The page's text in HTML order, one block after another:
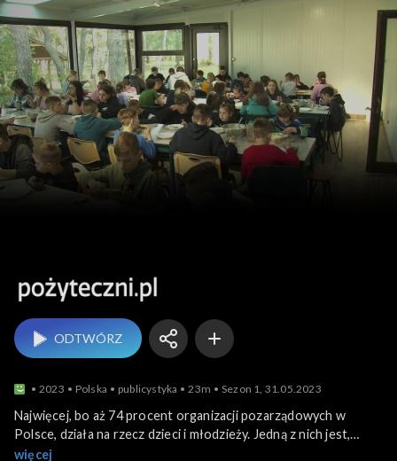
Pożyteczni.pl
ODTWÓRZ
2023 Polska publicystyka 23m Sezon 1, 31.05.2023
Najwięcej, bo aż 74 procent organizacji pozarządowych w
Polsce, działa na rzecz dzieci i młodzieży. Jedną z nich jest,
założona w 2006 roku, Fundacja Serce Dziecka, założona przez
więcej